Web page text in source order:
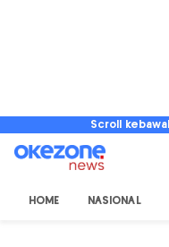
Scroll
HOME NASIONAL